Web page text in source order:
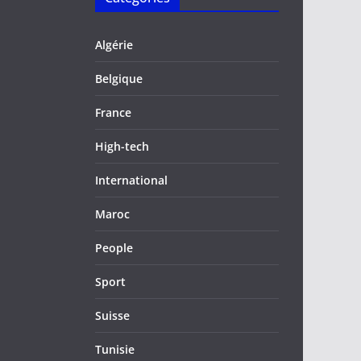
Algérie
Belgique
France
High-tech
International
Maroc
People
Sport
Suisse
Tunisie